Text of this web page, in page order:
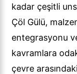
kadar çeşitli
Çöl Gülü,
entegrasyonu
kavramlara
çevre